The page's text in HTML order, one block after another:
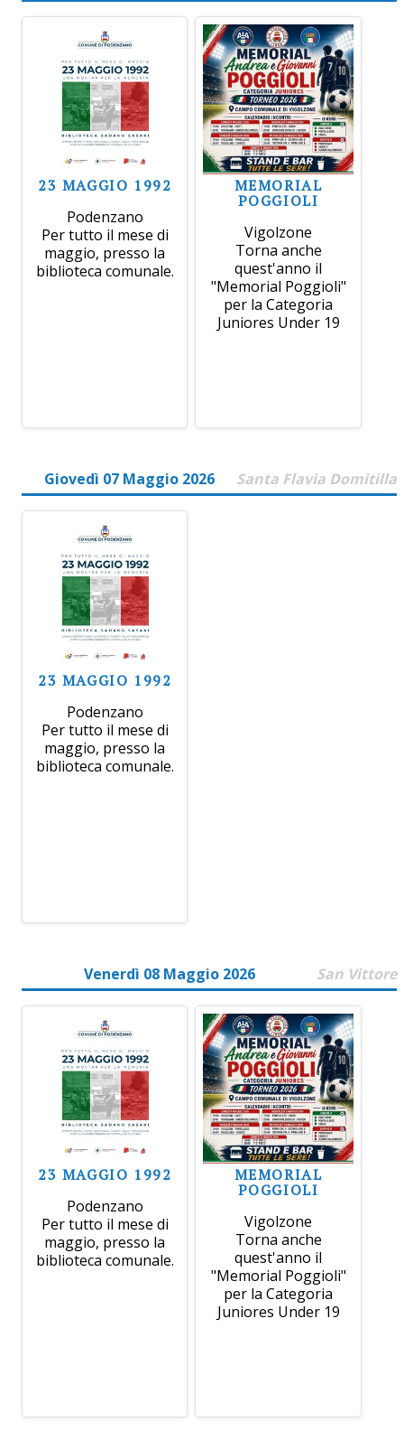
23 MAGGIO 1992
Podenzano
Per tutto il mese di
maggio, presso la
biblioteca comunale.
MEMORIAL
POGGIOLI
Vigolzone
Torna anche
quest'anno il
"Memorial Poggioli"
per la Categoria
Juniores Under 19
Giovedì 07 Maggio 2026 Santa Flavia Domitilla
23 MAGGIO 1992
Podenzano
Per tutto il mese di
maggio, presso la
biblioteca comunale.
Venerdì 08 Maggio 2026 San Vittore
23 MAGGIO 1992
Podenzano
Per tutto il mese di
maggio, presso la
biblioteca comunale.
MEMORIAL
POGGIOLI
Vigolzone
Torna anche
quest'anno il
"Memorial Poggioli"
per la Categoria
Juniores Under 19